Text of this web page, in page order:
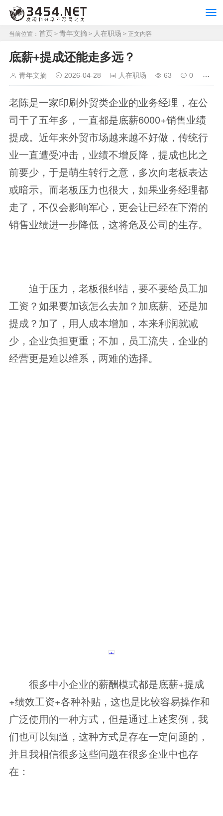
当前位置： 首页 > 青年文摘 > 人在职场 > 正文内容
底薪+提成还能走多远？
青年文摘 2026-04-28 人在职场 63 0
老陈是一家印刷外贸类企业的业务经理，在公
司干了五年多，一直都是底薪6000+销售业绩
提成。近年来外贸市场越来越不好做，传统行
业一直遭受冲击，业绩不增反降，提成也比之
前要少，于是萌生转行之意，多次向老板表达
或暗示。而老板压力也很大，如果业务经理都
走了，不仅会影响军心，更会让已经在下滑的
销售业绩进一步降低，这将危及公司的生存。
迫于压力，老板很纠结，要不要给员工加
工资？如果要加该怎么去加？加底薪、还是加
提成？加了，用人成本增加，本来利润就减
少，企业负担更重；不加，员工流失，企业的
经营更是难以维系，两难的选择。
很多中小企业的薪酬模式都是底薪+提成
+绩效工资+各种补贴，这也是比较容易操作和
广泛使用的一种方式，但是通过上述案例，我
们也可以知道，这种方式是存在一定问题的，
并且我相信很多这些问题在很多企业中也存
在：